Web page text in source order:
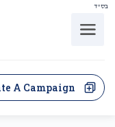
בס"ד
A Campaign